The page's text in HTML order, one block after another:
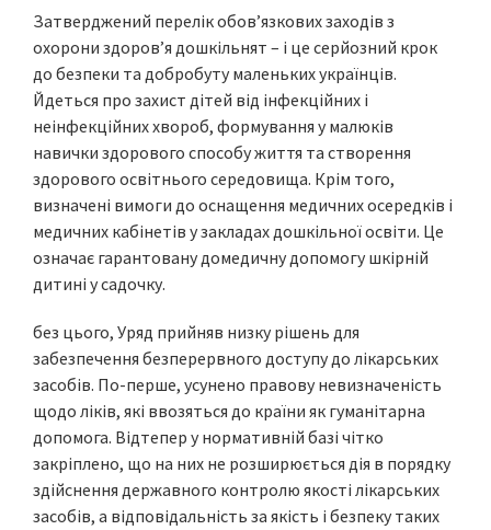
Затверджений перелік обов’язкових заходів з
охорони здоров’я дошкільнят – і це серйозний крок
до безпеки та добробуту маленьких українців.
Йдеться про захист дітей від інфекційних і
неінфекційних хвороб, формування у малюків
навички здорового способу життя та створення
здорового освітнього середовища. Крім того,
визначені вимоги до оснащення медичних осередків і
медичних кабінетів у закладах дошкільної освіти. Це
означає гарантовану домедичну допомогу шкірній
дитині у садочку.
без цього, Уряд прийняв низку рішень для
забезпечення безперервного доступу до лікарських
засобів. По-перше, усунено правову невизначеність
щодо ліків, які ввозяться до країни як гуманітарна
допомога. Відтепер у нормативній базі чітко
закріплено, що на них не розширюється дія в порядку
здійснення державного контролю якості лікарських
засобів, а відповідальність за якість і безпеку таких